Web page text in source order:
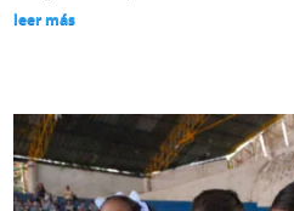
leer más